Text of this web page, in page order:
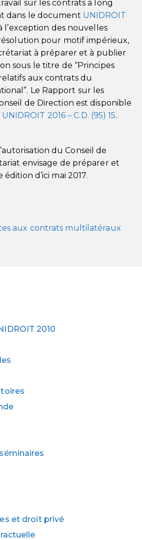
sur les contrats à long
dans le document UNIDROIT
l’exception des nouvelles
pour motif impérieux,
à préparer et à publier
sous le titre de “Principes
aux contrats du
Le Rapport sur les
de Direction est disponible
UNIDROIT 2016 – C.D. (95) 15.
du Conseil de
envisage de préparer et
d’ici mai 2017.
aux contrats multilatéraux
2010
et droit privé